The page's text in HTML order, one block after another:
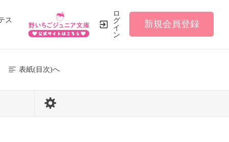
ス
ロ
グ
イ
ン
新規会員登録
表紙(目次)へ
37 / 110